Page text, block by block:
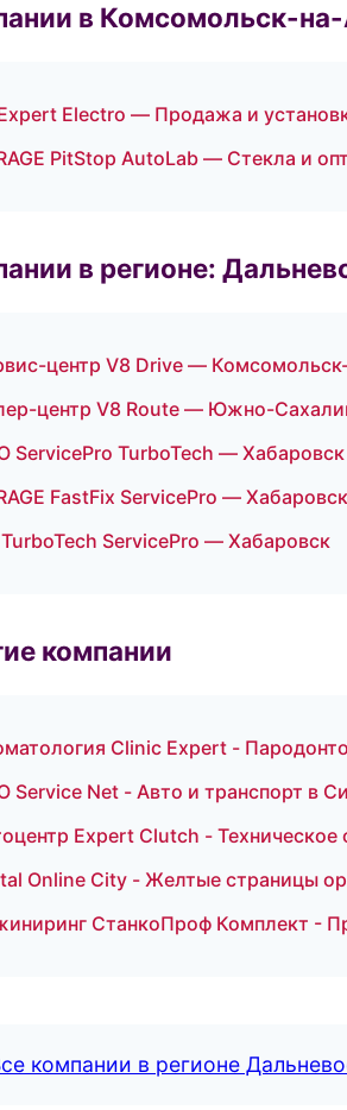
в Комсомольск-
Electro — Продажа и
PitStop AutoLab — Стекла и
в регионе:
центр V8 Drive —
центр V8 Route — Южно-
ServicePro TurboTech — Хабаровск
FastFix ServicePro — Хабаровск
ServicePro — Хабаровск
компании
Clinic Expert -
Service Net - Авто и транспорт в
Expert Clutch -
Online City - Желтые страницы
СтанкоПроф Комплект -
компании в регионе